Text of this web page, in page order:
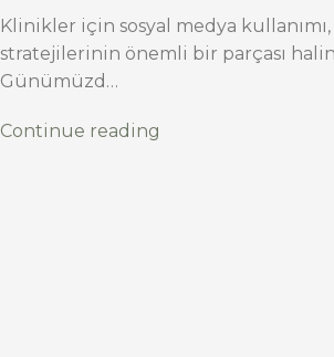
Klinikler için sosyal medya
stratejilerinin önemli bir parçası
Günümüzd…
Continue reading